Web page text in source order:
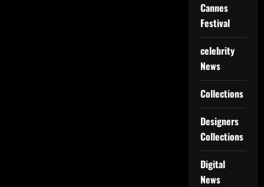
Cannes
Festival
celebrity
News
Collections
Designers
Collections
Digital
News